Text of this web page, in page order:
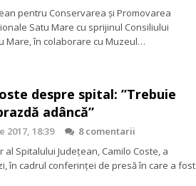
pentru Conservarea și Promovarea
Satu Mare cu sprijinul Consiliului
Mare, în colaborare cu Muzeul…
despre spital: ”Trebuie
adâncă”
2017, 18:39
8 comentarii
al Spitalului Județean, Camilo Coste, a
în cadrul conferinței de presă în care a fost